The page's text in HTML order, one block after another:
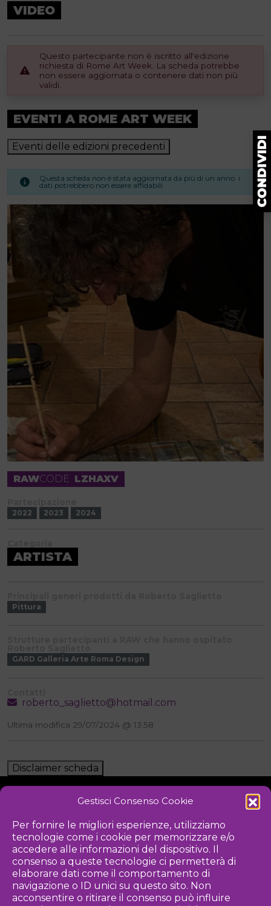
Gestisci Consenso Cookie
Per fornire le migliori esperienze, utilizziamo
tecnologie come i cookie per memorizzare e/o
accedere alle informazioni del dispositivo. Il
consenso a queste tecnologie ci permetterà di
elaborare dati come il comportamento di
navigazione o ID unici su questo sito. Non
acconsentire o ritirare il consenso può influire
VIDEO
Questo partecipante non è iscritto all'edizione
richiesta di Rome Art Week. La scheda potrebbe
non essere aggiornata o contenere dati non più
validi.
EVENTI A ROME ART WEEK
Eventi delle edizioni precedenti
Questa scheda non è stata aggiornata da più di un anno. i
dati potrebbero non essere affidabili
RAWCODE LZHAXV
2022 2023 2024
ARTISTA
Pittura
GARD Galleria Arte Roma Design
roberto_saglietto@hotmail.com
Ultima modifica 29/07/2024 @ 13:58
Disclaimer scheda
PRIVACY POLICY
Iniziativa